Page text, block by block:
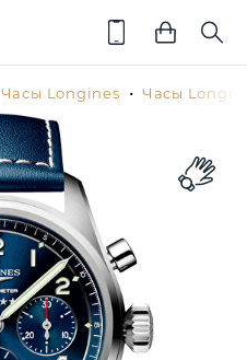
Часы Longines Часы